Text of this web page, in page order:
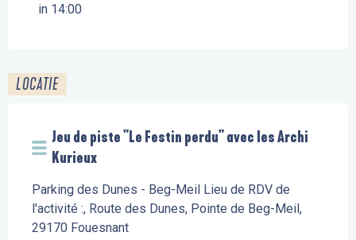
in 14:00
LOCATIE
Jeu de piste "Le Festin perdu" avec les Archi
Kurieux
Parking des Dunes - Beg-Meil Lieu de RDV de
l'activité :, Route des Dunes, Pointe de Beg-Meil,
29170 Fouesnant